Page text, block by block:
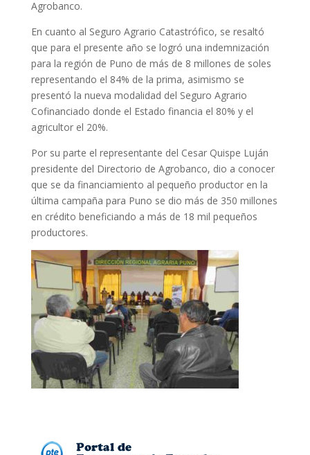
Agrobanco.
En cuanto al Seguro Agrario Catastrófico, se resaltó
que para el presente año se logró una indemnización
para la región de Puno de más de 8 millones de soles
representando el 84% de la prima, asimismo se
presentó la nueva modalidad del Seguro Agrario
Cofinanciado donde el Estado financia el 80% y el
agricultor el 20%.
Por su parte el representante del Cesar Quispe Luján
presidente del Directorio de Agrobanco, dio a conocer
que se da financiamiento al pequeño productor en la
última campaña para Puno se dio más de 350 millones
en crédito beneficiando a más de 18 mil pequeños
productores.